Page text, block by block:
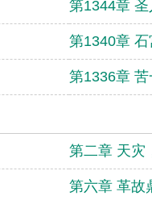
第1344章
第1340章 石
第1336章
第二章 天灾
第六章 革故